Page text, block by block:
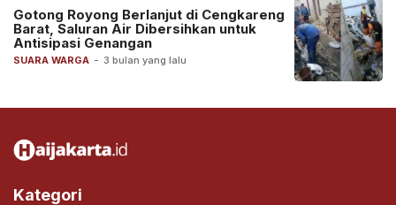
SUARA WARGA - 3 bulan yang lalu
Gotong Royong Berlanjut di Cengkareng
Barat, Saluran Air Dibersihkan untuk
Antisipasi Genangan
Kategori